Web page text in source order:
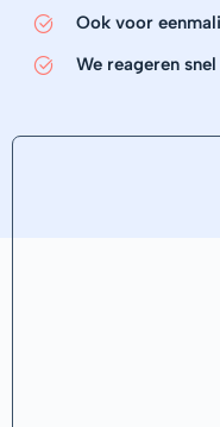
Ook voor
We reageren snel